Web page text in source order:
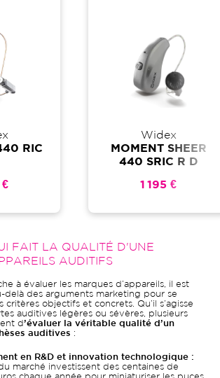
RIC
€
Widex
MOMENT SHEER
440 SRIC R D
1 195 €
FAIT LA QUALITÉ D'UNE
AUDITIFS
à évaluer les marques d’appareils, il est
delà des arguments marketing pour se
critères objectifs et concrets. Qu’il s’agisse
auditives légères ou sévères, plusieurs
d’évaluer la véritable qualité d’un
auditives :
en R&D et innovation technologique :
marché investissent des centaines de